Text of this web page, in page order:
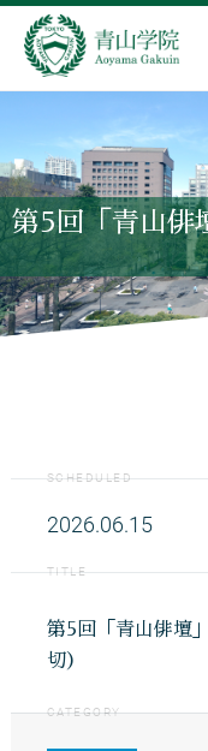
第5回「青山俳
SCHEDULED
2026.06.15
TITLE
第5回「青山俳壇
切）
CATEGORY